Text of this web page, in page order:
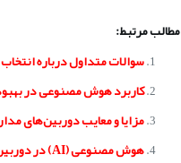
مطالب مرتبط:
سوالات متداول درباره
کاربرد هوش مصنوعی در
مزایا و معایب دوربین‌های
هوش مصنوعی (AI) در دوربین‌های مداربسته